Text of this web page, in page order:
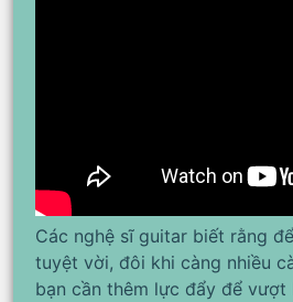
Các nghệ sĩ guitar biết rằng
tuyệt vời, đôi khi càng nhiều
bạn cần thêm lực đẩy để vượt